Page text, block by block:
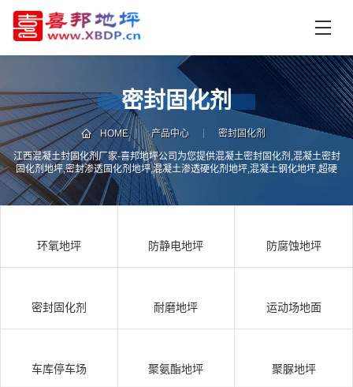
页
中
心
技
术
支
持
资
讯
中
例
咨
密封固化剂
HOME 产品中心 密封固化剂
江西混凝土封固化剂厂家-喜邦地坪公司为您提供混凝土密封固化剂,混凝土密封
固化剂地坪,密封渗透固化剂地坪,混凝土渗透硬化剂地坪,混凝土钢化地坪,超硬
地坪材料及旧地面翻新,地面起尘起灰起砂处理,地面维修翻新服务
环氧地坪 防静电地坪 防腐蚀地坪
密封固化剂 耐磨地坪 运动场地面
车库停车场 聚氨酯地坪 聚脲地坪